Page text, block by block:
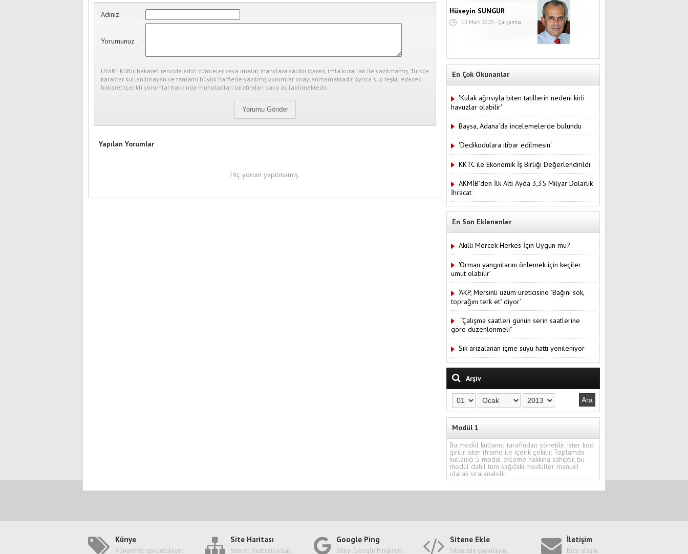
Adınız :
Yorumunuz :
UYARI: Küfür, hakaret, rencide edici cümleler veya imalar, inançlara saldırı içeren, imla kuralları ile yazılmamış, Türkçe
karakter kullanılmayan ve tamamı büyük harflerle yazılmış yorumlar onaylanmamaktadır. Ayrıca suç teşkil edecek
hakaret içerikli yorumlar hakkında muhatapları tarafından dava açılabilmektedir.
Yapılan Yorumlar
Hiç yorum yapılmamış.
Hüseyin SUNGUR
19 Mart 2025 - Çarşamba
En Çok Okunanlar
'Kulak ağrısıyla biten tatillerin nedeni kirli
havuzlar olabilir'
Baysa, Adana’da incelemelerde bulundu
'Dedikodulara itibar edilmesin'
KKTC ile Ekonomik İş Birliği Değerlendirildi
AKMİB'den İlk Altı Ayda 3,35 Milyar Dolarlık
İhracat
En Son Eklenenler
Akıllı Mercek Herkes İçin Uygun mu?
'Orman yangınlarını önlemek için keçiler
umut olabilir'
‘AKP, Mersinli üzüm üreticisine "Bağını sök,
toprağını terk et" diyor’
“Çalışma saatleri günün serin saatlerine
göre düzenlenmeli”
Sık arızalanan içme suyu hattı yenileniyor
Arşiv
Modül 1
Bu modül kullanıcı tarafından yönetilir, ister kod
girilir ister iframe ile içerik çekilir. Toplamda
kullanıcı 5 modül ekleme hakkına sahiptir, bu
modül dahil tüm sağdaki modüller manuel
olarak sıralanabilir.
Künye
Künyemizi görüntüleyin.
Site Haritası
Sitenin haritasına bak
Google Ping
Siteyi Google Pingleyin.
Sitene Ekle
Sitenizde yayınlayın.
İletişim
Bize ulaşın.